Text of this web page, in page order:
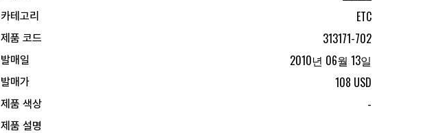
카테고리
ETC
제품 코드 313171-702
발매일 2010년 06월 13일
발매가 108 USD
제품 색상 -
제품 설명